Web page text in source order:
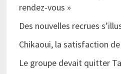
rendez-vous »
Des nouvelles recrues
Chikaoui, la satisfaction
Le groupe devait quitter